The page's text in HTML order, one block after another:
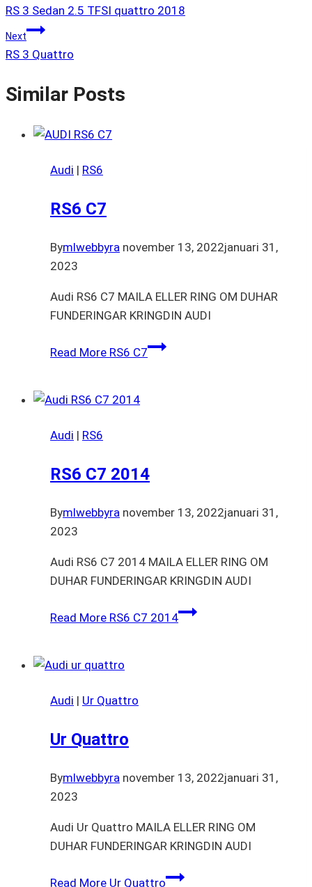
RS 3 Sedan 2.5 TFSI quattro 2018
Next
RS 3 Quattro
Similar Posts
Audi | RS6
RS6 C7
Bymlwebbyra november 13, 2022januari 31,
2023
Audi RS6 C7 MAILA ELLER RING OM DUHAR
FUNDERINGAR KRINGDIN AUDI
Read More RS6 C7
Audi | RS6
RS6 C7 2014
Bymlwebbyra november 13, 2022januari 31,
2023
Audi RS6 C7 2014 MAILA ELLER RING OM
DUHAR FUNDERINGAR KRINGDIN AUDI
Read More RS6 C7 2014
Audi | Ur Quattro
Ur Quattro
Bymlwebbyra november 13, 2022januari 31,
2023
Audi Ur Quattro MAILA ELLER RING OM
DUHAR FUNDERINGAR KRINGDIN AUDI
Read More Ur Quattro